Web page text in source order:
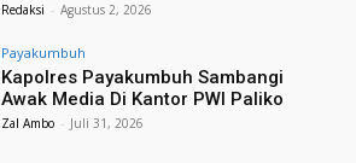
Redaksi - Agustus 2, 2026
Payakumbuh
Kapolres Payakumbuh Sambangi
Awak Media Di Kantor PWI Paliko
Zal Ambo - Juli 31, 2026